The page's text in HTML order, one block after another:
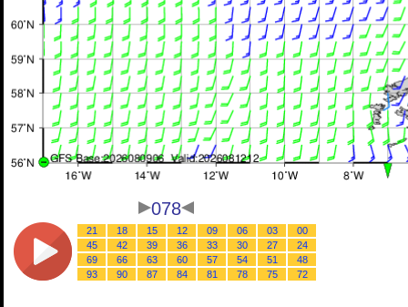
078
00
03
06
09
12
15
18
21
24
27
30
33
36
39
42
45
48
51
54
57
60
63
66
69
72
75
78
81
84
87
90
93